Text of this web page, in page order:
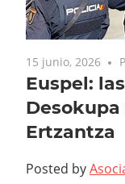
15 junio, 2026
Euspel:
Ertzantza
Posted by